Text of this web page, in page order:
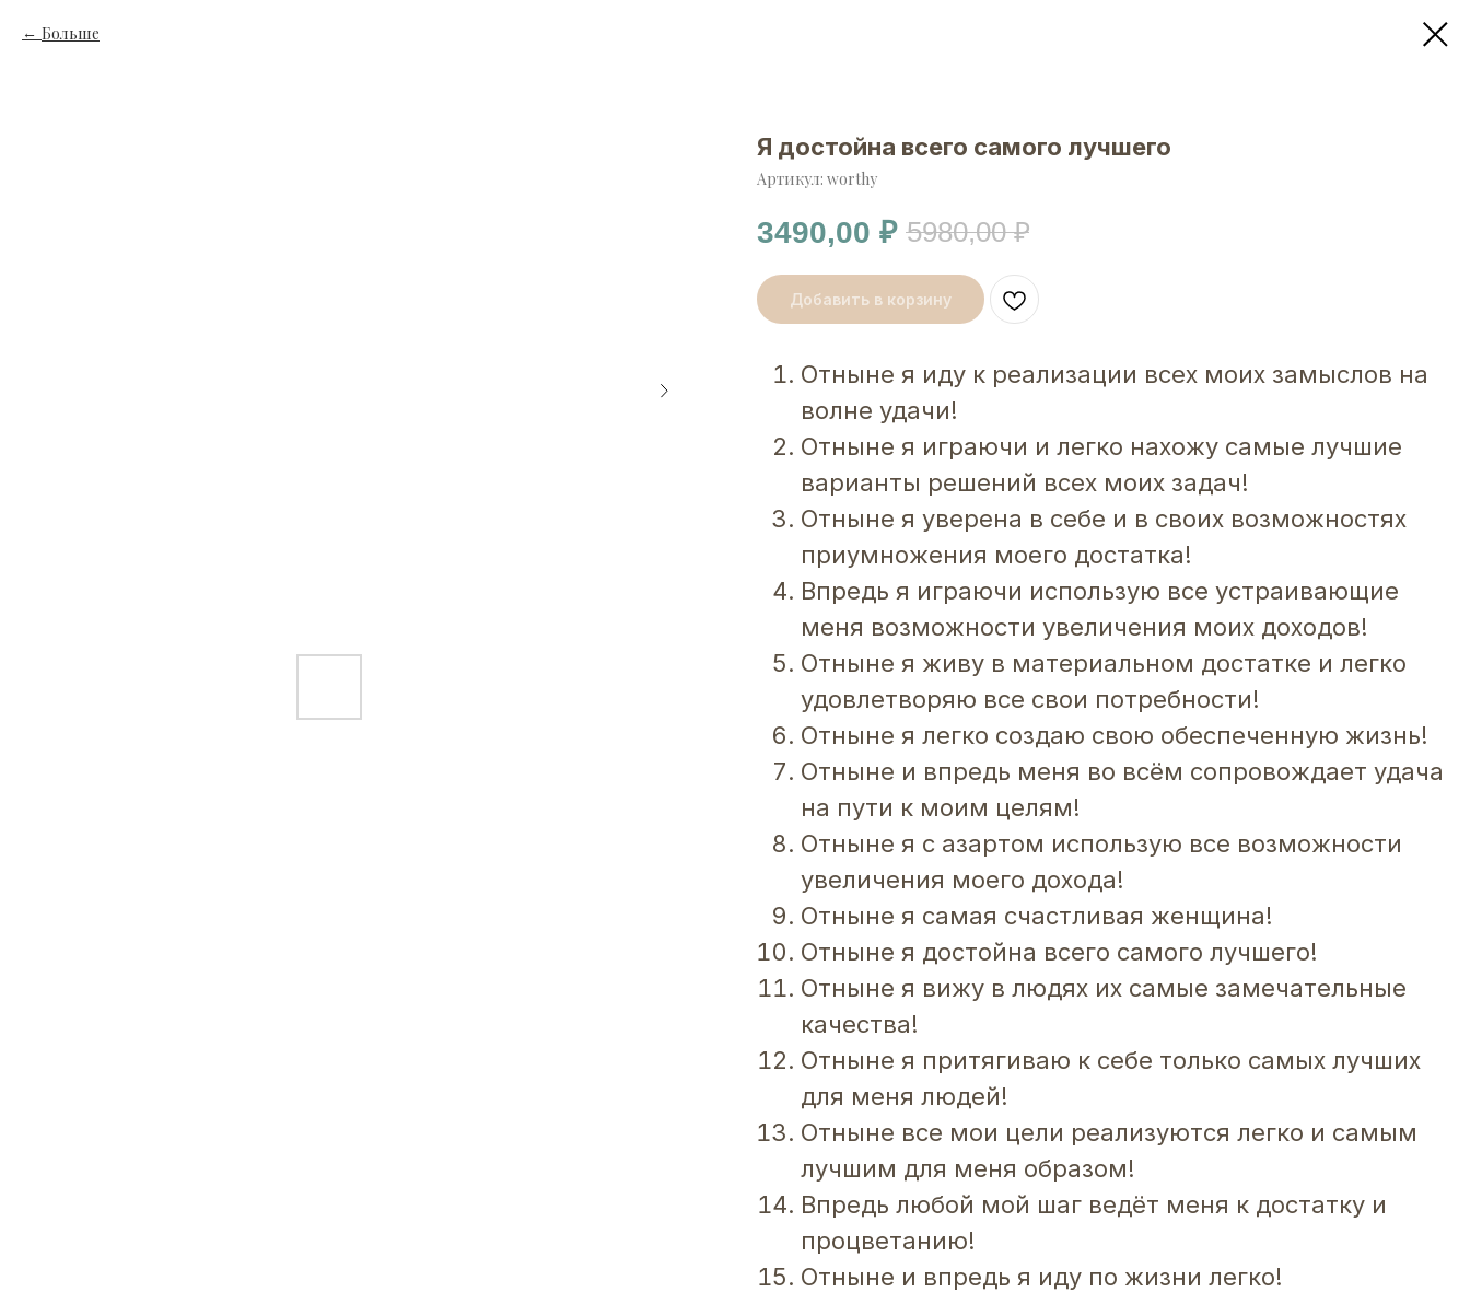
Больше
Я достойна всего самого лучшего
Артикул: worthy
3490,00 ₽ 5980,00 ₽
Добавить в корзину
Отныне я иду к реализации всех моих замыслов на
волне удачи!
Отныне я играючи и легко нахожу самые лучшие
варианты решений всех моих задач!
Отныне я уверена в себе и в своих возможностях
приумножения моего достатка!
Впредь я играючи использую все устраивающие
меня возможности увеличения моих доходов!
Отныне я живу в материальном достатке и легко
удовлетворяю все свои потребности!
Отныне я легко создаю свою обеспеченную жизнь!
Отныне и впредь меня во всём сопровождает удача
на пути к моим целям!
Отныне я с азартом использую все возможности
увеличения моего дохода!
Отныне я самая счастливая женщина!
Отныне я достойна всего самого лучшего!
Отныне я вижу в людях их самые замечательные
качества!
Отныне я притягиваю к себе только самых лучших
для меня людей!
Отныне все мои цели реализуются легко и самым
лучшим для меня образом!
Впредь любой мой шаг ведёт меня к достатку и
процветанию!
Отныне и впредь я иду по жизни легко!